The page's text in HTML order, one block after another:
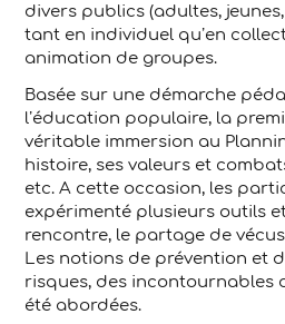
divers publics (adultes,
tant en individuel qu’en
animation de groupes.
Basée sur une démarche
l’éducation populaire, la
véritable immersion au
histoire, ses valeurs et
etc. A cette occasion, les
expérimenté plusieurs outils
rencontre, le partage de vécus
Les notions de prévention et
risques, des incontournables
été abordées.